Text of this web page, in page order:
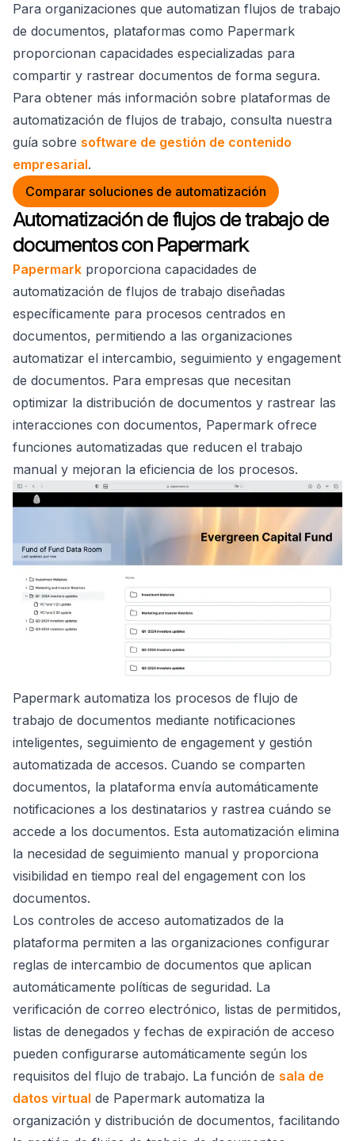
Para organizaciones que automatizan flujos de trabajo
de documentos, plataformas como Papermark
proporcionan capacidades especializadas para
compartir y rastrear documentos de forma segura.
Para obtener más información sobre plataformas de
automatización de flujos de trabajo, consulta nuestra
guía sobre software de gestión de contenido
empresarial.
Comparar soluciones de automatización
Automatización de flujos de trabajo de
documentos con Papermark
Papermark proporciona capacidades de
automatización de flujos de trabajo diseñadas
específicamente para procesos centrados en
documentos, permitiendo a las organizaciones
automatizar el intercambio, seguimiento y engagement
de documentos. Para empresas que necesitan
optimizar la distribución de documentos y rastrear las
interacciones con documentos, Papermark ofrece
funciones automatizadas que reducen el trabajo
manual y mejoran la eficiencia de los procesos.
Papermark automatiza los procesos de flujo de
trabajo de documentos mediante notificaciones
inteligentes, seguimiento de engagement y gestión
automatizada de accesos. Cuando se comparten
documentos, la plataforma envía automáticamente
notificaciones a los destinatarios y rastrea cuándo se
accede a los documentos. Esta automatización elimina
la necesidad de seguimiento manual y proporciona
visibilidad en tiempo real del engagement con los
documentos.
Los controles de acceso automatizados de la
plataforma permiten a las organizaciones configurar
reglas de intercambio de documentos que aplican
automáticamente políticas de seguridad. La
verificación de correo electrónico, listas de permitidos,
listas de denegados y fechas de expiración de acceso
pueden configurarse automáticamente según los
requisitos del flujo de trabajo. La función de sala de
datos virtual de Papermark automatiza la
organización y distribución de documentos, facilitando